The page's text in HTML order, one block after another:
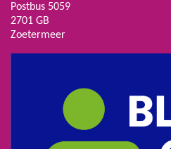
Postbus 5059
2701 GB
Zoetermeer